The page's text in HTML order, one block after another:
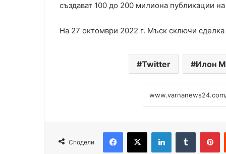
създават 100 до 200 милиона публикации
На 27 октомври 2022 г. Мъск сключи
Twitter Илон
Сподели